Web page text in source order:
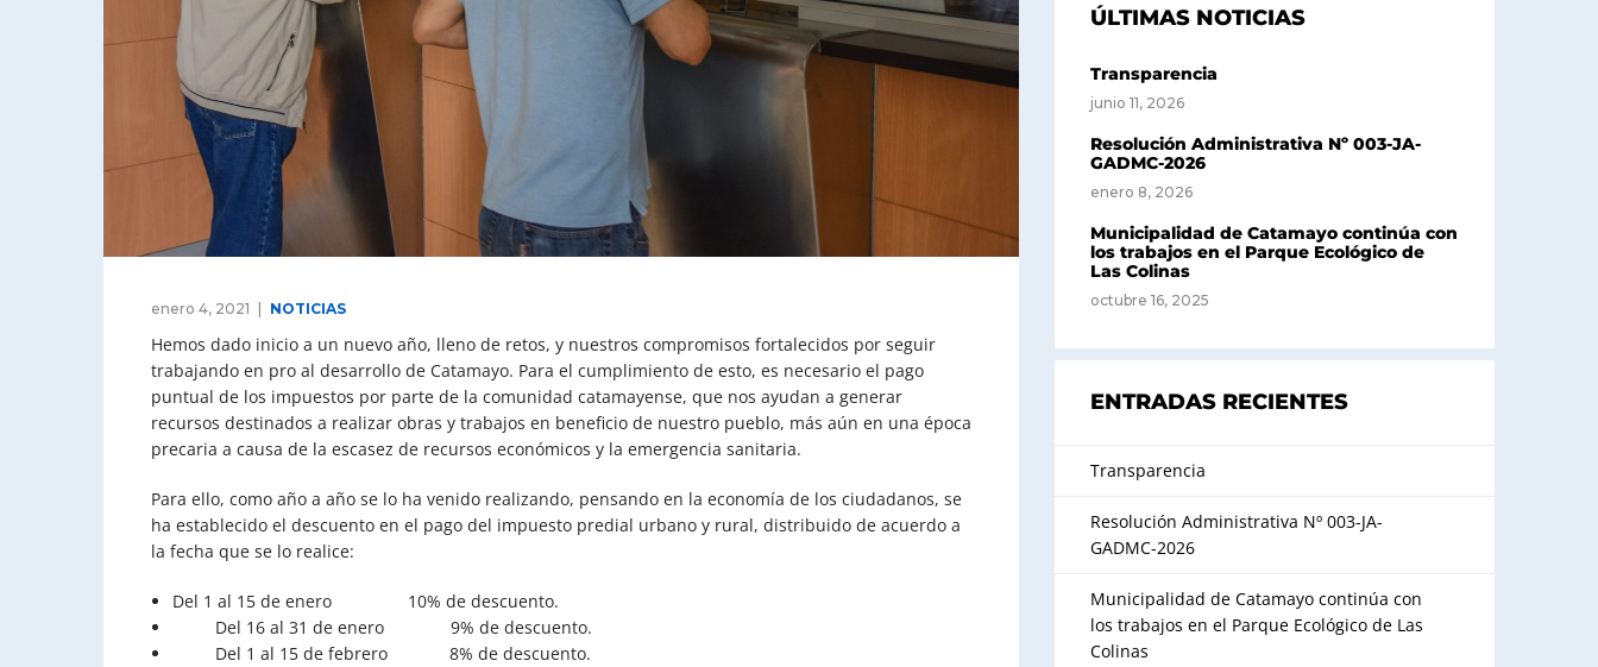
enero 4, 2021 NOTICIAS
Hemos dado inicio a un nuevo año, lleno de retos, y nuestros compromisos fortalecidos por seguir
trabajando en pro al desarrollo de Catamayo. Para el cumplimiento de esto, es necesario el pago
puntual de los impuestos por parte de la comunidad catamayense, que nos ayudan a generar
recursos destinados a realizar obras y trabajos en beneficio de nuestro pueblo, más aún en una época
precaria a causa de la escasez de recursos económicos y la emergencia sanitaria.
Para ello, como año a año se lo ha venido realizando, pensando en la economía de los ciudadanos, se
ha establecido el descuento en el pago del impuesto predial urbano y rural, distribuido de acuerdo a
la fecha que se lo realice:
Del 1 al 15 de enero 10% de descuento.
Del 16 al 31 de enero 9% de descuento.
Del 1 al 15 de febrero 8% de descuento.
ÚLTIMAS NOTICIAS
Transparencia
junio 11, 2026
Resolución Administrativa Nº 003-JA-
GADMC-2026
enero 8, 2026
Municipalidad de Catamayo continúa con
los trabajos en el Parque Ecológico de
Las Colinas
octubre 16, 2025
ENTRADAS RECIENTES
Transparencia
Resolución Administrativa Nº 003-JA-
GADMC-2026
Municipalidad de Catamayo continúa con
los trabajos en el Parque Ecológico de Las
Colinas